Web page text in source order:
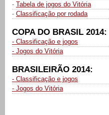
- Tabela de jogos do Vitória
- Classificação por rodada
COPA DO BRASIL 2014:
- Classificação e jogos
- Jogos do Vitória
BRASILEIRÃO 2014:
- Classificação e jogos
- Jogos do Vitória